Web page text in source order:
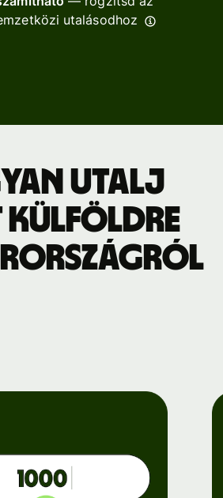
utalásodhoz
utalj
külföldre